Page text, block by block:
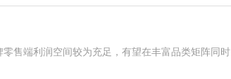
售端利润空间较为充足，有望在丰富品类矩阵同时